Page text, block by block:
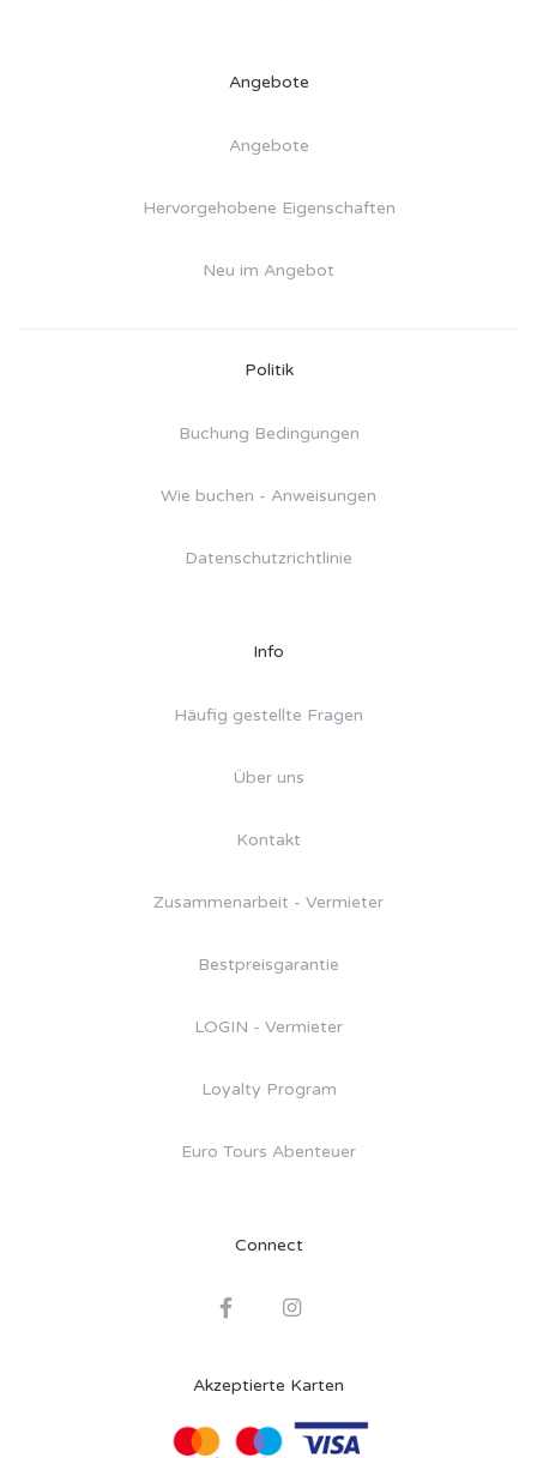
Angebote
Angebote
Hervorgehobene Eigenschaften
Neu im Angebot
Politik
Buchung Bedingungen
Wie buchen - Anweisungen
Datenschutzrichtlinie
Info
Häufig gestellte Fragen
Über uns
Kontakt
Zusammenarbeit - Vermieter
Bestpreisgarantie
LOGIN - Vermieter
Loyalty Program
Euro Tours Abenteuer
Connect
Akzeptierte Karten